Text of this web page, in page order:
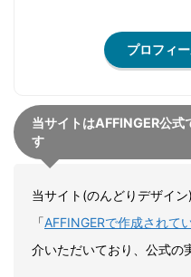
プロフィ
当サイトはAFFINGER公式
す
当サイト(のんどりデザイ
「AFFINGERで作成されて
介いただいており、公式の